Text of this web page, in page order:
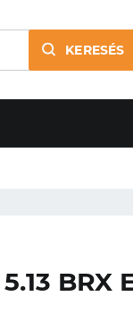
KERESÉS
BRX